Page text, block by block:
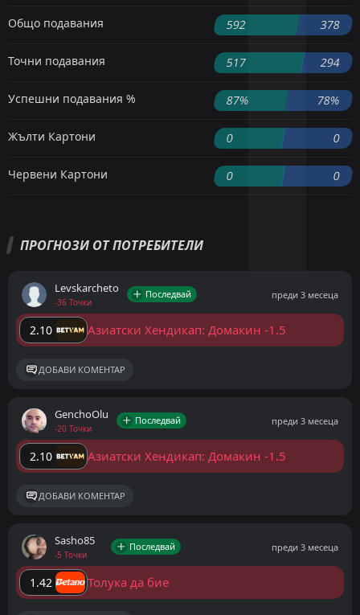
Общо подавания 592 378
Точни подавания 517 294
Успешни подавания % 87% 78%
Жълти Картони 0 0
Червени Картони 0 0
ПРОГНОЗИ ОТ ПОТРЕБИТЕЛИ
Levskarcheto
-36 Точки
Последвай преди 3 месеца
2.10 Азиатски Хендикап: Домакин -1.5
ДОБАВИ КОМЕНТАР
GenchoOlu
-20 Точки
Последвай преди 3 месеца
2.10 Азиатски Хендикап: Домакин -1.5
ДОБАВИ КОМЕНТАР
Sasho85
-5 Точки
Последвай преди 3 месеца
1.42 Толука да бие